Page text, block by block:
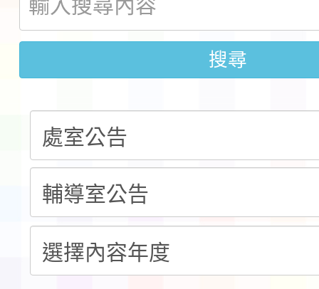
速演練執行計畫」
法」
本校115學年度第1學
第3次招考代課鐘點教
告(不再辦理後續甄選)
檢送「桃園市115學年
賽實施要點」1份
本市「115學年度學生
程安排一案
「桃園市補助參觀特色
展演活動實施計畫」
請一案
搜尋